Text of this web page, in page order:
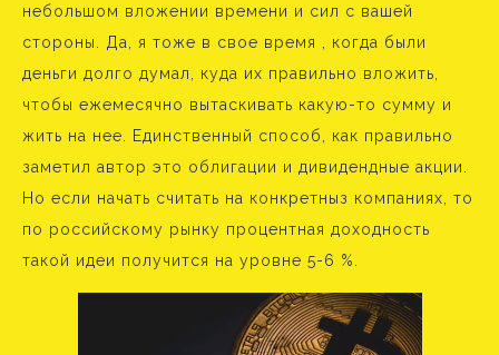
небольшом вложении времени и сил с вашей
стороны. Да, я тоже в свое время , когда были
деньги долго думал, куда их правильно вложить,
чтобы ежемесячно вытаскивать какую-то сумму и
жить на нее. Единственный способ, как правильно
заметил автор это облигации и дивидендные акции.
Но если начать считать на конкретныз компаниях, то
по российскому рынку процентная доходность
такой идеи получится на уровне 5-6 %.